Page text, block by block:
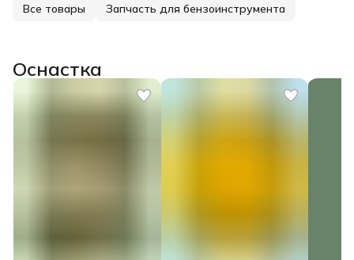
Все товары Запчасть для бензоинструмента
Оснастка